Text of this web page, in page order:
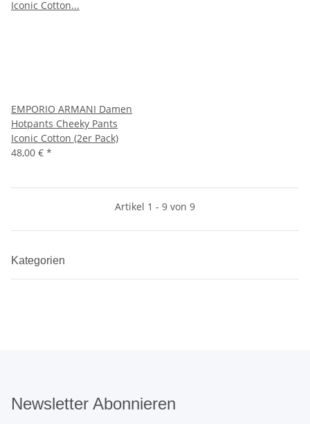
EMPORIO ARMANI Damen
Hotpants Cheeky Pants
Iconic Cotton (2er Pack)
48,00 € *
Artikel 1 - 9 von 9
Kategorien
Newsletter Abonnieren